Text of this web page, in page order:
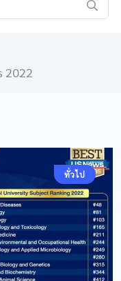
2022
ทั่วไป